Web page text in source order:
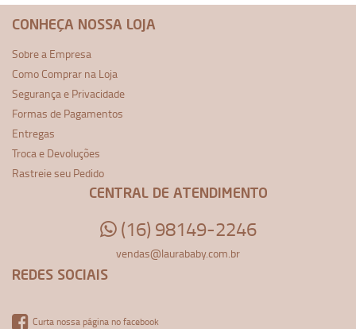
CONHEÇA NOSSA LOJA
Sobre a Empresa
Como Comprar na Loja
Segurança e Privacidade
Formas de Pagamentos
Entregas
Troca e Devoluções
Rastreie seu Pedido
CENTRAL DE ATENDIMENTO
(16) 98149-2246
vendas@laurababy.com.br
REDES SOCIAIS
Curta nossa página no facebook